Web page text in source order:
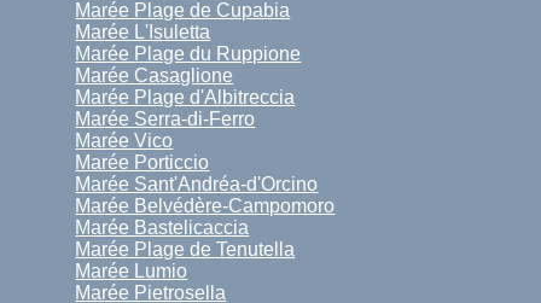
Marée Plage de Cupabia
Marée L'Isuletta
Marée Plage du Ruppione
Marée Casaglione
Marée Plage d'Albitreccia
Marée Serra-di-Ferro
Marée Vico
Marée Porticcio
Marée Sant'Andréa-d'Orcino
Marée Belvédère-Campomoro
Marée Bastelicaccia
Marée Plage de Tenutella
Marée Lumio
Marée Pietrosella